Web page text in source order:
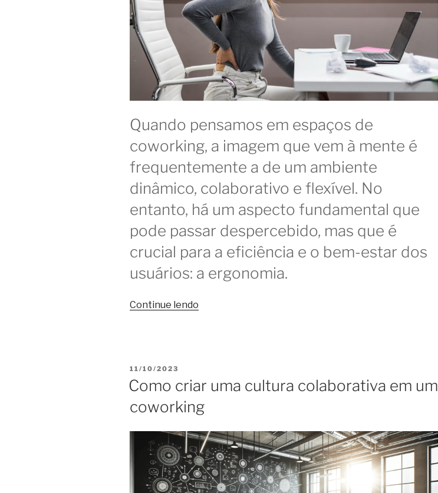
Quando pensamos em espaços de
coworking, a imagem que vem à mente é
frequentemente a de um ambiente
dinâmico, colaborativo e flexível. No
entanto, há um aspecto fundamental que
pode passar despercebido, mas que é
crucial para a eficiência e o bem-estar dos
usuários: a ergonomia.
Continue lendo
você
deve
saber”
PUBLICADO
EM
11/10/2023
Como criar uma cultura colaborativa em um
coworking